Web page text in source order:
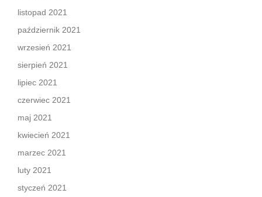
listopad 2021
październik 2021
wrzesień 2021
sierpień 2021
lipiec 2021
czerwiec 2021
maj 2021
kwiecień 2021
marzec 2021
luty 2021
styczeń 2021